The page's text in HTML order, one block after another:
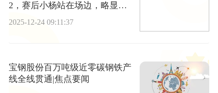
2，赛后小杨站在场边，略显落
寞-今日热搜
2025-12-24 09:11:37
宝钢股份百万吨级近零碳钢铁产
线全线贯通|焦点要闻